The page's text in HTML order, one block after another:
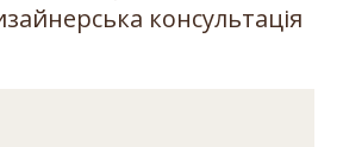
консультація